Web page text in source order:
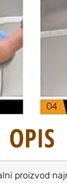
OPIS
proizvod